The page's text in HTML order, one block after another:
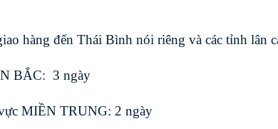
hàng đến Thái Bình nói riêng và các tỉnh lân
BẮC: 3 ngày
MIỀN TRUNG: 2 ngày